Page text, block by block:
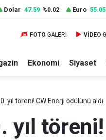
Dolar 47.59 %0.02 Euro 55.05
FOTO GALERİ VİDEO
Ekonomi Siyaset
yıl töreni! CW Enerji ödülünü aldı
yıl